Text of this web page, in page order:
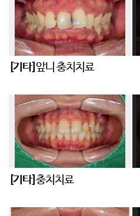
[기타] 앞니 충치치료
[기타] 충치치료